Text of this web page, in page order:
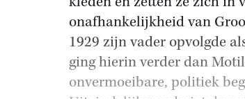
onafhankelijkheid van
1929 zijn vader opvolgde
ging hierin verder dan
onvermoeibare, politiek